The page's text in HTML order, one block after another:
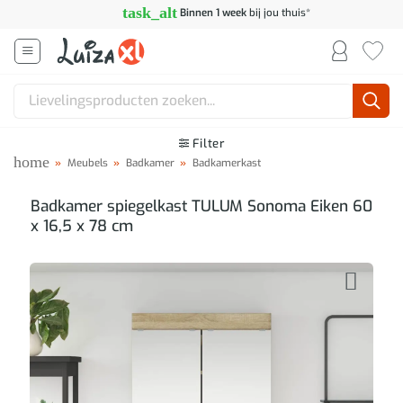
inhoud
task_alt Binnen 1 weekbij jou thuis*
Zoeken
Filter
home » Meubels » Badkamer » Badkamerkast
Badkamer spiegelkast TULUM Sonoma Eiken 60
x 16,5 x 78 cm